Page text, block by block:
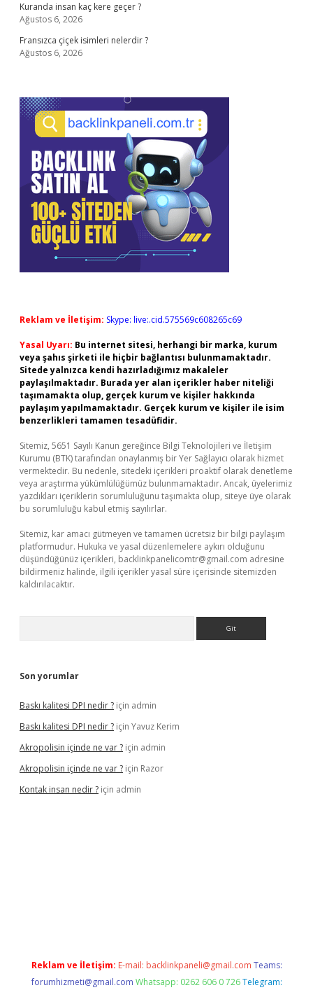
Kuranda insan kaç kere geçer ?
Ağustos 6, 2026
Fransızca çiçek isimleri nelerdir ?
Ağustos 6, 2026
Reklam ve İletişim: Skype: live:.cid.575569c608265c69
Yasal Uyarı: Bu internet sitesi, herhangi bir marka, kurum
veya şahıs şirketi ile hiçbir bağlantısı bulunmamaktadır.
Sitede yalnızca kendi hazırladığımız makaleler
paylaşılmaktadır. Burada yer alan içerikler haber niteliği
taşımamakta olup, gerçek kurum ve kişiler hakkında
paylaşım yapılmamaktadır. Gerçek kurum ve kişiler ile isim
benzerlikleri tamamen tesadüfidir.
Sitemiz, 5651 Sayılı Kanun gereğince Bilgi Teknolojileri ve İletişim
Kurumu (BTK) tarafından onaylanmış bir Yer Sağlayıcı olarak hizmet
vermektedir. Bu nedenle, sitedeki içerikleri proaktif olarak denetleme
veya araştırma yükümlülüğümüz bulunmamaktadır. Ancak, üyelerimiz
yazdıkları içeriklerin sorumluluğunu taşımakta olup, siteye üye olarak
bu sorumluluğu kabul etmiş sayılırlar.
Sitemiz, kar amacı gütmeyen ve tamamen ücretsiz bir bilgi paylaşım
platformudur. Hukuka ve yasal düzenlemelere aykırı olduğunu
düşündüğünüz içerikleri, backlinkpanelicomtr@gmail.com adresine
bildirmeniz halinde, ilgili içerikler yasal süre içerisinde sitemizden
kaldırılacaktır.
Son yorumlar
Baskı kalitesi DPI nedir ? için admin
Baskı kalitesi DPI nedir ? için Yavuz Kerim
Akropolisin içinde ne var ? için admin
Akropolisin içinde ne var ? için Razor
Kontak insan nedir ? için admin
Reklam ve İletişim: E-mail: backlinkpaneli@gmail.com Teams:
forumhizmeti@gmail.com Whatsapp: 0262 606 0 726 Telegram: